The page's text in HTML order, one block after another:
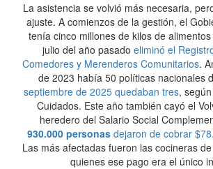
La asistencia se volvió más necesaria,
ajuste. A comienzos de la gestión, el
tenía cinco millones de kilos de
julio del año pasado eliminó el
Comedores y Merenderos Comunitarios.
de 2023 había 50 políticas nacionales
septiembre de 2025 quedaban tres,
Cuidados. Este año también cayó el
heredero del Salario Social
930.000 personas dejaron de cobrar
Las más afectadas fueron las cocineras
quienes ese pago era el único